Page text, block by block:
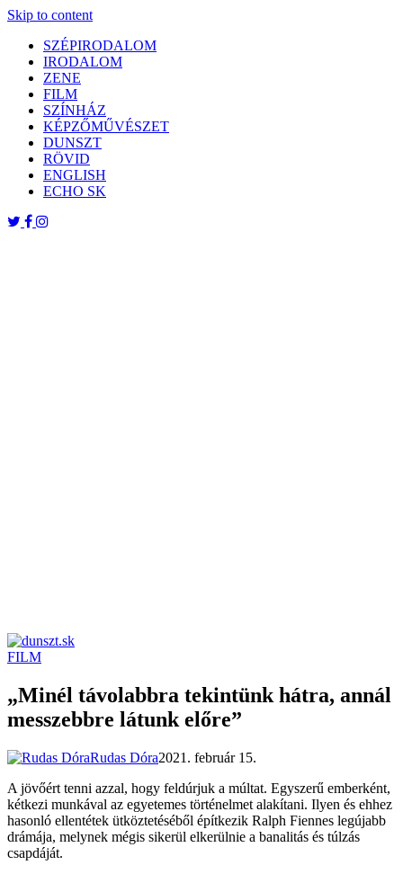
Skip to content
SZÉPIRODALOM
IRODALOM
ZENE
FILM
SZÍNHÁZ
KÉPZŐMŰVÉSZET
DUNSZT
RÖVID
ENGLISH
ECHO SK
FILM
„Minél távolabbra tekintünk hátra, annál
messzebbre látunk előre”
Rudas Dóra2021. február 15.
A jövőért tenni azzal, hogy feldúrjuk a múltat. Egyszerű emberként,
kétkezi munkával az egyetemes történelmet alakítani. Ilyen és ehhez
hasonló ellentétek ütköztetéséből építkezik Ralph Fiennes legújabb
drámája, melynek mégis sikerül elkerülnie a banalitás és túlzás
csapdáját.